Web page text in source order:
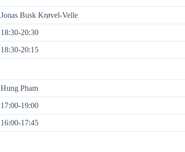
Jonas Busk Krøvel-Velle
18:30-20:30
18:30-20:15
Hung Pham
17:00-19:00
16:00-17:45